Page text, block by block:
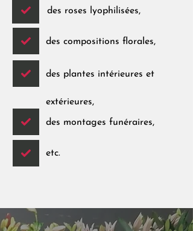
des roses lyophilisées,
des compositions florales,
des plantes intérieures et
extérieures,
des montages funéraires,
etc.